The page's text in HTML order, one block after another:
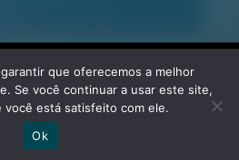
que oferecemos a melhor
Se você continuar a usar este site,
você está satisfeito com ele.
Ok